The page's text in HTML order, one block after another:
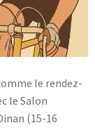
le rendez-
le Salon
(15-16